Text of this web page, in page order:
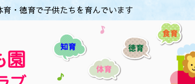
・徳育で子供たちを育んでいます